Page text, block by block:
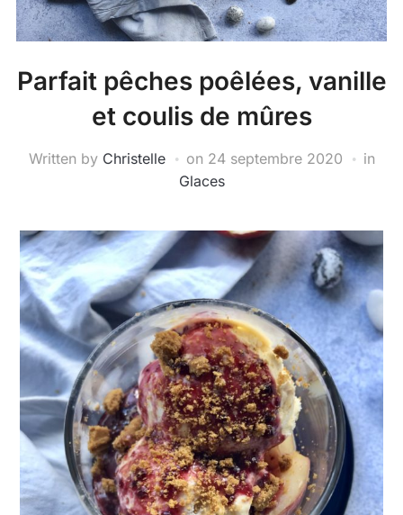
Parfait pêches poêlées, vanille
et coulis de mûres
Written by Christelle on 24 septembre 2020
in
Glaces